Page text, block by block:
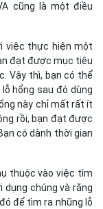
cũng là một điều
việc thực hiện một
đạt được mục tiêu
Vậy thì, bạn có thể
hổng sau đó dùng
này chỉ mất rất ít
rồi, bạn đạt được
có dành thời gian
thuộc vào việc tìm
chúng và rằng
để tìm ra nhũng lỗ